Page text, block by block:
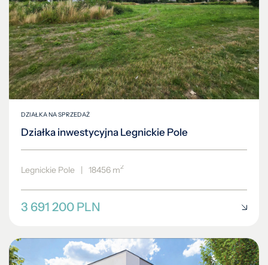
DZIAŁKA NA SPRZEDAŻ
Działka inwestycyjna Legnickie Pole
Legnickie Pole | 18456 m2
3 691 200 PLN